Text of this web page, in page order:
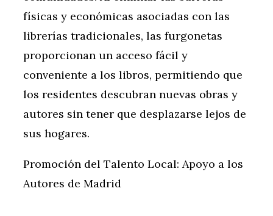
físicas y económicas asociadas con las
librerías tradicionales, las furgonetas
proporcionan un acceso fácil y
conveniente a los libros, permitiendo que
los residentes descubran nuevas obras y
autores sin tener que desplazarse lejos de
sus hogares.
Promoción del Talento Local: Apoyo a los
Autores de Madrid